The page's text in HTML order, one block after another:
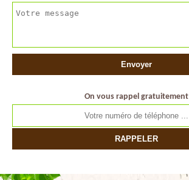
On vous rappel gratuitement